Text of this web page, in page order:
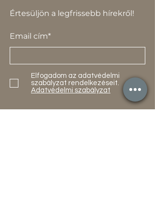
Értesüljön a legfrissebb hírekről!
Email cím*
Elfogadom az adatvédelmi
szabályzat rendelkezéseit.
Adatvédelmi szabályzat